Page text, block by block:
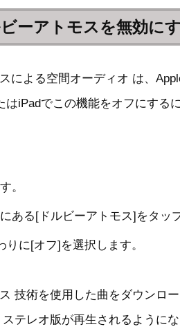
ーアトモスを無効に
による空間オーディオ は、
iPadでこの機能をオフにする
。
ある[ドルビーアトモス]をタッ
に[オフ]を選択します。
技術を使用した曲をダウンロ
テレオ版が再生されるようにな